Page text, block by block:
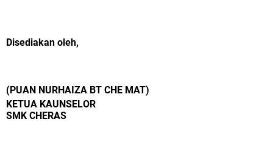
Disediakan oleh,
(PUAN NURHAIZA BT CHE MAT)
KETUA KAUNSELOR
SMK CHERAS